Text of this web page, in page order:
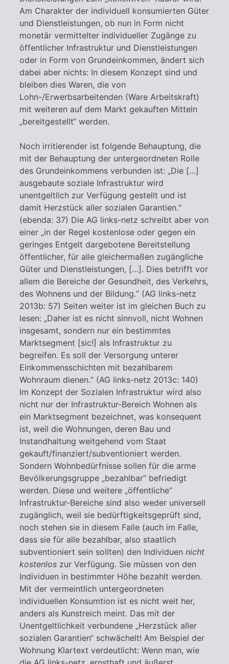
Am Charakter der individuell konsumierten Güter
und Dienstleistungen, ob nun in Form nicht
monetär vermittelter individueller Zugänge zu
öffentlicher Infrastruktur und Dienstleistungen
oder in Form von Grundeinkommen, ändert sich
dabei aber nichts: In diesem Konzept sind und
bleiben dies Waren, die von
Lohn-/Erwerbsarbeitenden (Ware Arbeitskraft)
mit weiteren auf dem Markt gekauften Mitteln
„bereitgestellt“ werden.
Noch irritierender ist folgende Behauptung, die
mit der Behauptung der untergeordneten Rolle
des Grundeinkommens verbunden ist: „Die […]
ausgebaute soziale Infrastruktur wird
unentgeltlich zur Verfügung gestellt und ist
damit Herzstück aller sozialen Garantien.“
(ebenda: 37) Die AG links-netz schreibt aber von
einer „in der Regel kostenlose oder gegen ein
geringes Entgelt dargebotene Bereitstellung
öffentlicher, für alle gleichermaßen zugängliche
Güter und Dienstleistungen, […]. Dies betrifft vor
allem die Bereiche der Gesundheit, des Verkehrs,
des Wohnens und der Bildung.“ (AG links-netz
2013b: 57) Seiten weiter ist im gleichen Buch zu
lesen: „Daher ist es nicht sinnvoll, nicht Wohnen
insgesamt, sondern nur ein bestimmtes
Marktsegment [sic!] als Infrastruktur zu
begreifen. Es soll der Versorgung unterer
Einkommensschichten mit bezahlbarem
Wohnraum dienen.“ (AG links-netz 2013c: 140)
Im Konzept der Sozialen Infrastruktur wird also
nicht nur der Infrastruktur-Bereich Wohnen als
ein Marktsegment bezeichnet, was konsequent
ist, weil die Wohnungen, deren Bau und
Instandhaltung weitgehend vom Staat
gekauft/finanziert/subventioniert werden.
Sondern Wohnbedürfnisse sollen für die arme
Bevölkerungsgruppe „bezahlbar“ befriedigt
werden. Diese und weitere „öffentliche“
Infrastruktur-Bereiche sind also weder universell
zugänglich, weil sie bedürftigkeitsgeprüft sind,
noch stehen sie in diesem Falle (auch im Falle,
dass sie für alle bezahlbar, also staatlich
subventioniert sein sollten) den Individuen nicht
kostenlos zur Verfügung. Sie müssen von den
Individuen in bestimmter Höhe bezahlt werden.
Mit der vermeintlich untergeordneten
individuellen Konsumtion ist es nicht weit her,
anders als Kunstreich meint. Das mit der
Unentgeltlichkeit verbundene „Herzstück aller
sozialen Garantien“ schwächelt! Am Beispiel der
Wohnung Klartext verdeutlicht: Wenn man, wie